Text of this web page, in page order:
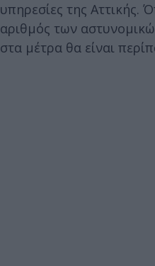
υπηρεσίες της Αττικής.
αριθμός των
στα μέτρα θα είναι